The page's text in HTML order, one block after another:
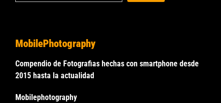
MobilePhotography
Compendio de Fotografias hechas con smartphone desde
2015 hasta la actualidad
Mobilephotography